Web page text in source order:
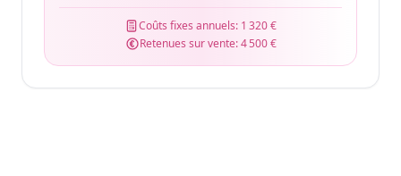
Coûts fixes annuels: 1 320 €
Retenues sur vente:4 500 €